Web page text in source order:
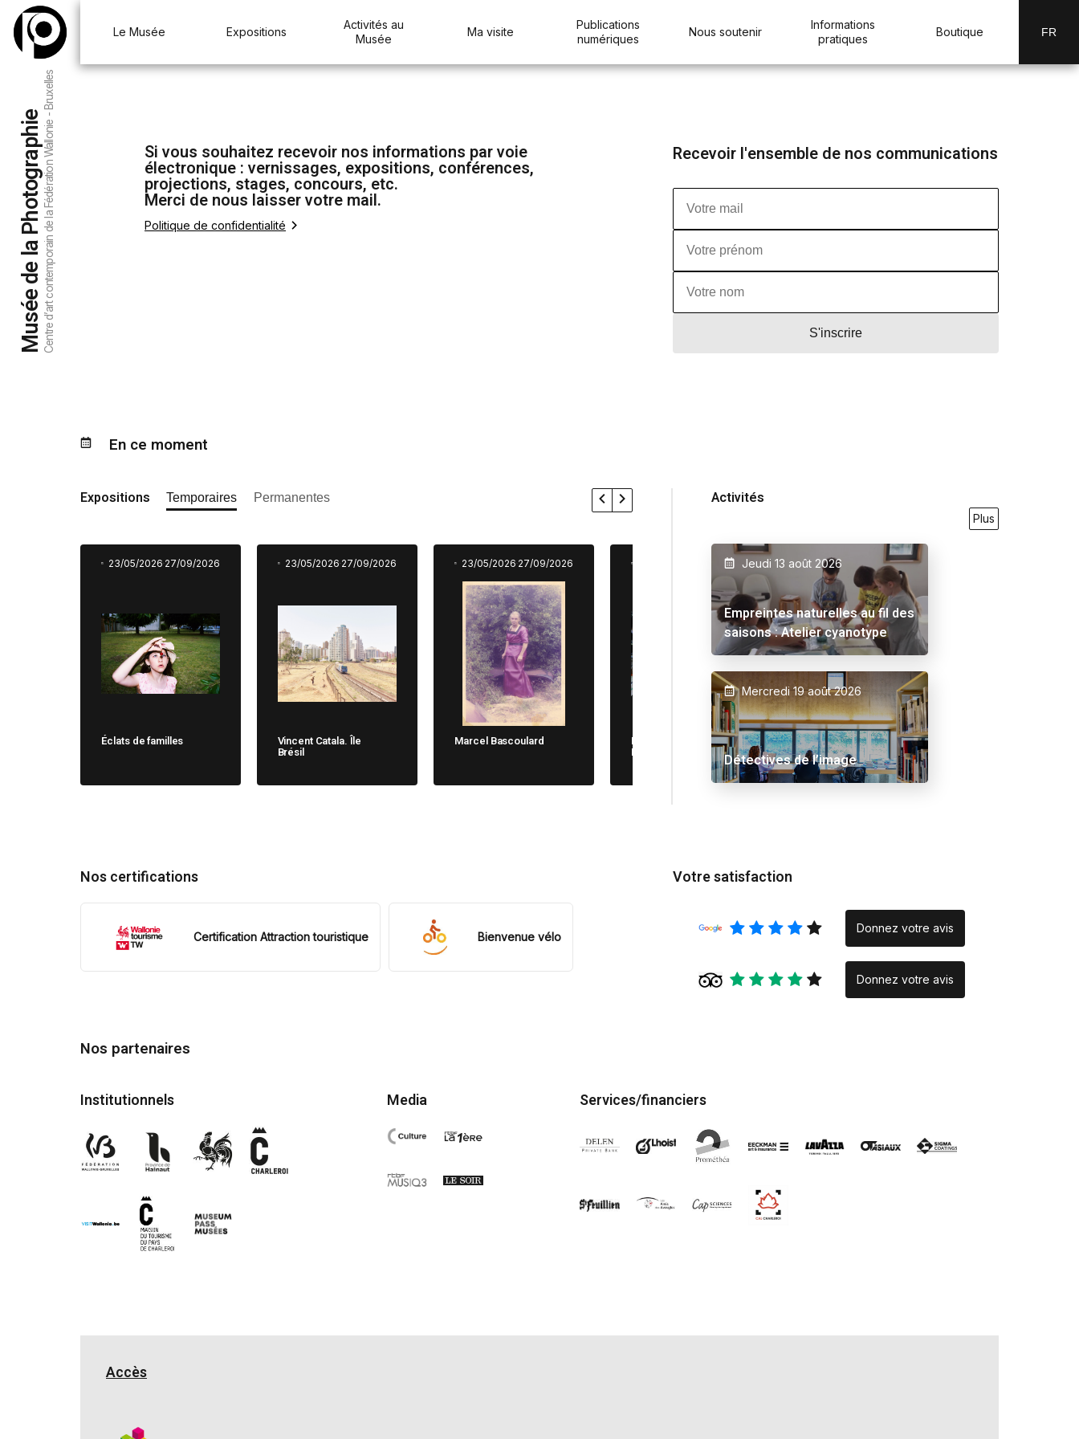
Musée de la PhotographieCentre d’art contemporain de la Fédération Wallonie - Bruxelles
Le Musée Expositions
Activités au
Musée
Ma visite
Publications
numériques
Nous soutenir
Informations
pratiques
Boutique FR
Si vous souhaitez recevoir nos informations par voie
électronique : vernissages, expositions, conférences,
projections, stages, concours, etc.
Merci de nous laisser votre mail.
Politique de confidentialité
Recevoir l'ensemble de nos communications
En ce moment
Expositions Temporaires Permanentes
23/05/2026 27/09/2026
Éclats de familles
23/05/2026 27/09/2026
Vincent Catala. Île
Brésil
23/05/2026 27/09/2026
Marcel Bascoulard
27/09/2026
Michela Cane. Chi Ama
Non Dimentica
23/05/2026 27/09/2026
Alex Schuurbiers.
Placeholder
Activités
Plus
Jeudi 13 août 2026
Empreintes naturelles au fil des
saisons : Atelier cyanotype
Mercredi 19 août 2026
Détectives de l’image
Nos certifications
Certification Attraction touristique Bienvenue vélo
Votre satisfaction
Donnez votre avis
Donnez votre avis
Nos partenaires
Institutionnels Media Services/financiers
Accès